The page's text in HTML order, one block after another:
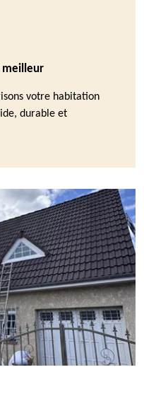
votre habitation
durable et